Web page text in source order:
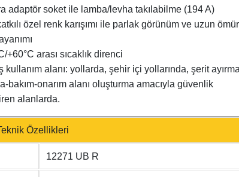
adaptör soket ile lamba/levha takılabilme (194 A)
özel renk karışımı ile parlak görünüm ve uzun
+60°C arası sıcaklık direnci
kullanım alanı: yollarda, şehir içi yollarında, şerit
bakım-onarım alanı oluşturma amacıyla güvenlik
alanlarda.
Özellikleri
12271 UB R